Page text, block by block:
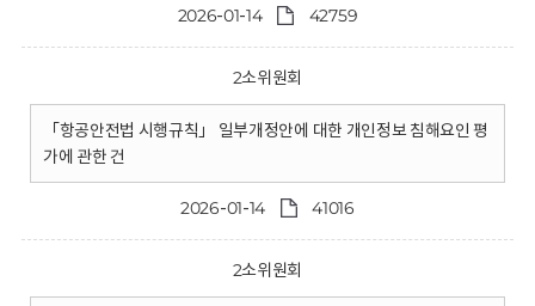
2026-01-14 42759
2소위원회
「항공안전법 시행규칙」 일부개정안에 대한 개인정보 침해요인 평
가에 관한 건
2026-01-14 41016
2소위원회